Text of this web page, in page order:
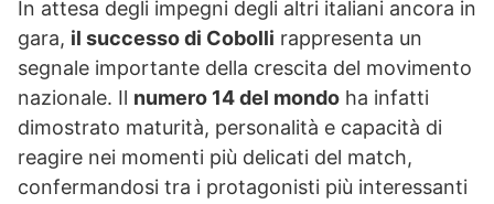
In attesa degli impegni degli altri italiani ancora in
gara, il successo di Cobolli rappresenta un
segnale importante della crescita del movimento
nazionale. Il numero 14 del mondo ha infatti
dimostrato maturità, personalità e capacità di
reagire nei momenti più delicati del match,
confermandosi tra i protagonisti più interessanti